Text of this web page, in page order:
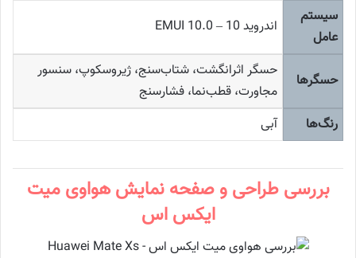
سیستم
عامل
اندروید 10 – EMUI 10.0
حسگرها
حسگر اثرانگشت، شتاب‌سنج، ژیروسکوپ، سنسور
مجاورت، قطب‌نما، فشارسنج
رنگ‌ها
آبی
بررسی طراحی و صفحه نمایش هواوی میت
ایکس اس